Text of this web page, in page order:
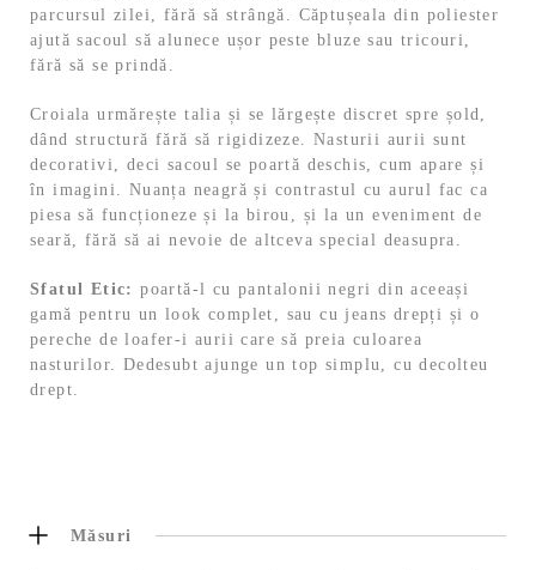
parcursul zilei, fără să strângă. Căptușeala din poliester
ajută sacoul să alunece ușor peste bluze sau tricouri,
fără să se prindă.
Croiala urmărește talia și se lărgește discret spre șold,
dând structură fără să rigidizeze. Nasturii aurii sunt
decorativi, deci sacoul se poartă deschis, cum apare și
în imagini. Nuanța neagră și contrastul cu aurul fac ca
piesa să funcționeze și la birou, și la un eveniment de
seară, fără să ai nevoie de altceva special deasupra.
Sfatul Etic: poartă-l cu pantalonii negri din aceeași
gamă pentru un look complet, sau cu jeans drepți și o
pereche de loafer-i aurii care să preia culoarea
nasturilor. Dedesubt ajunge un top simplu, cu decolteu
drept.
Măsuri